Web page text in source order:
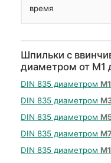
время
Шпильки с
диаметром от М1
DIN 835 диаметром М1
DIN 835 диаметром
DIN 835 диаметром
DIN 835 диаметром
DIN 835 диаметром